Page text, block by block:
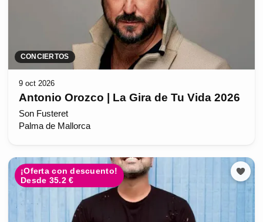
CONCIERTOS
9 oct 2026
Antonio Orozco | La Gira de Tu Vida 2026
Son Fusteret
Palma de Mallorca
¡Oferta con descuento!
Desde 35.2 €